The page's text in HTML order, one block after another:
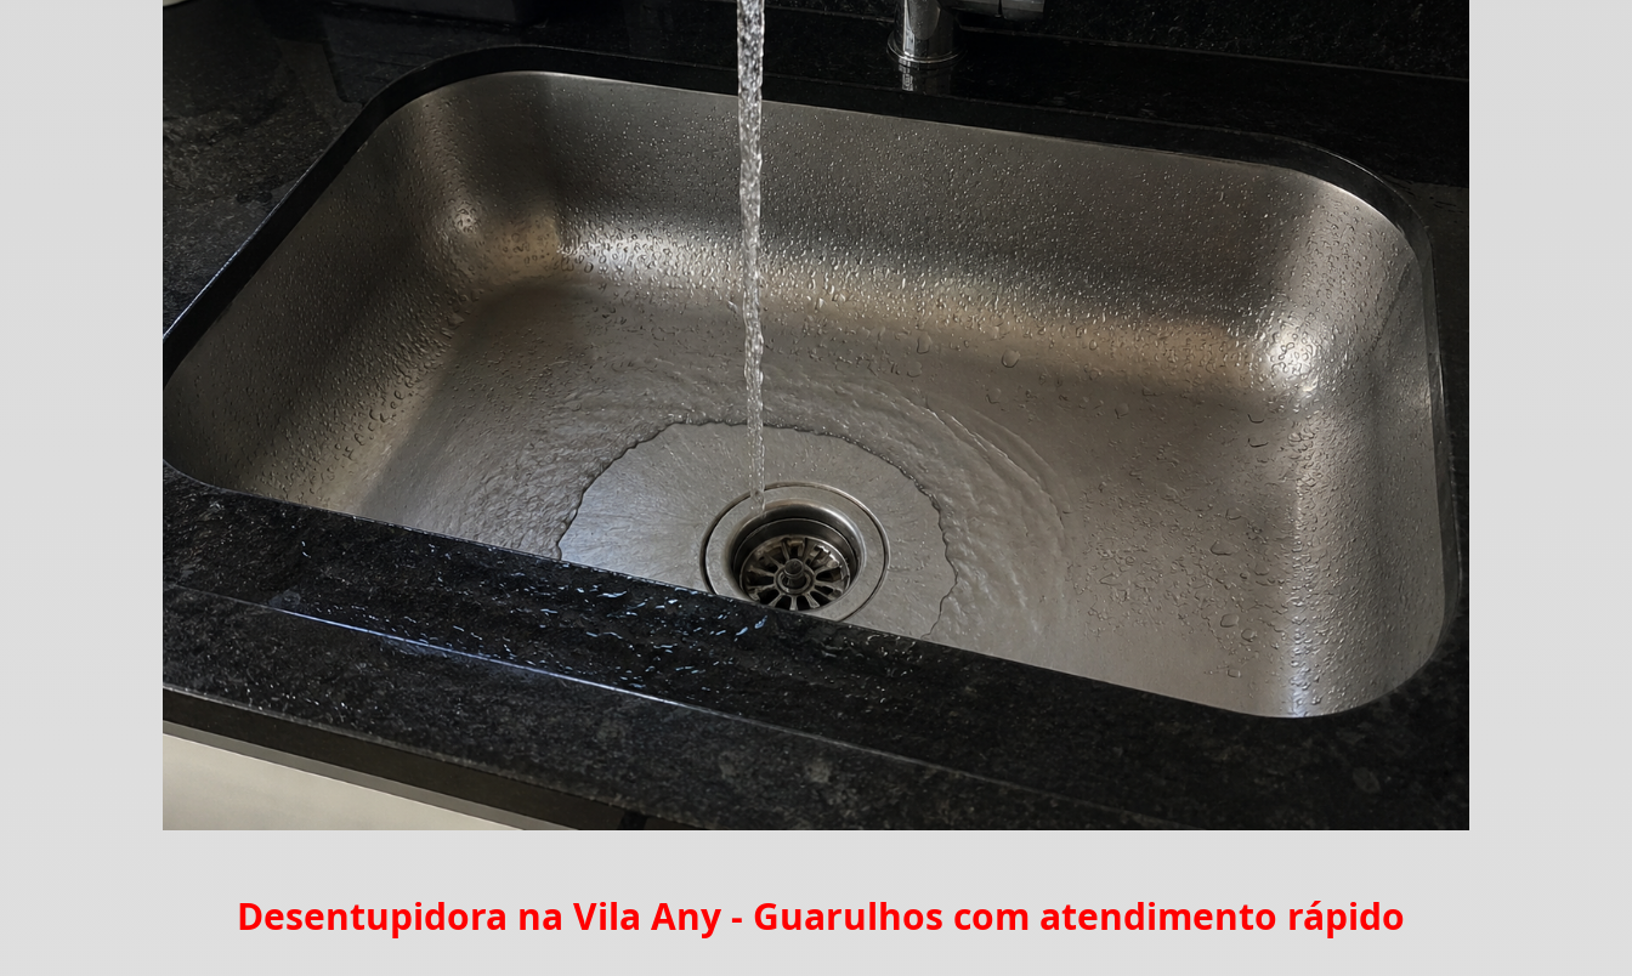
Desentupidora na Vila Any - Guarulhos com atendimento rápido